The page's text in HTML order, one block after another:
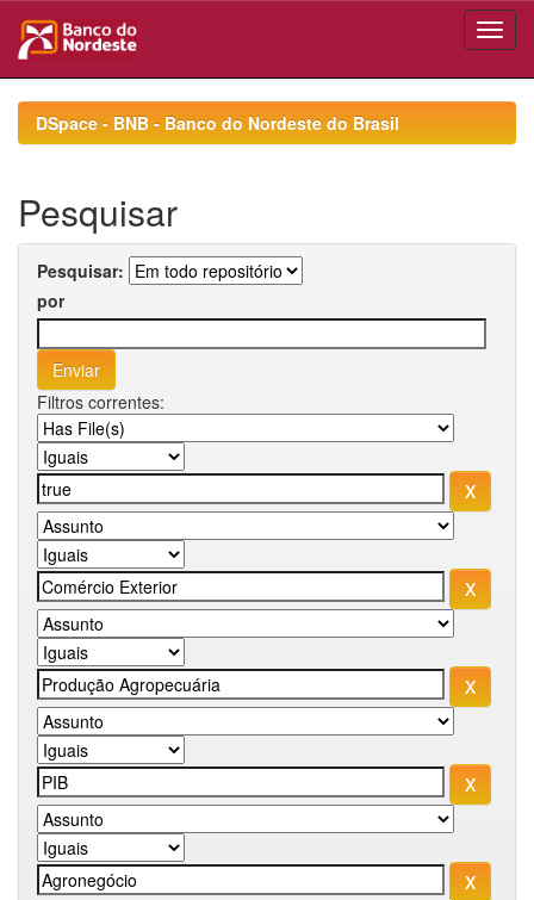
navigationDSpace - BNB - Banco do Nordeste do Brasil
Pesquisar
Pesquisar:
por
Filtros correntes: